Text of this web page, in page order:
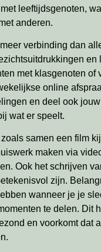
leeftijdsgenoten,
anderen.
verbinding dan
en
met klasgenoten of
online
en deel ook
wat er speelt.
samen een film
maken via
Ook het schrijven
zijn.
wanneer je je
te delen. Dit
en voorkomt dat